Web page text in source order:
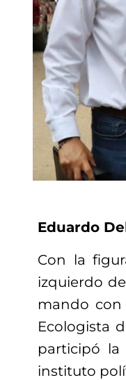
Eduardo
Con la
izquierdo
mando
Ecologista
participó
instituto